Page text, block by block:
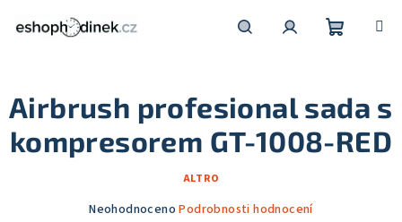
košík
Airbrush profesional sada s
kompresorem GT-1008-RED
ALTRO
Průměrné
Neohodnoceno Podrobnosti hodnocení